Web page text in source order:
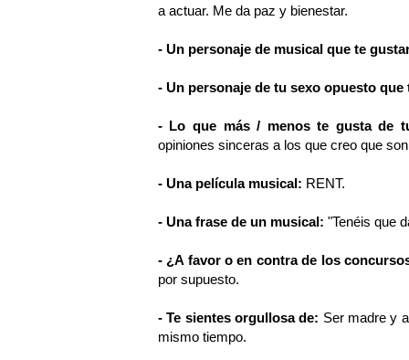
a actuar. Me da paz y bienestar.
- Un personaje de musical que te
- Un personaje de tu sexo opuesto
- Lo que más / menos te gusta de
opiniones sinceras a los que creo que
- Una película musical: RENT.
- Una frase de un musical: "Tenéis que
- ¿A favor o en contra de los
por supuesto.
- Te sientes orgullosa de: Ser madre y
mismo tiempo.